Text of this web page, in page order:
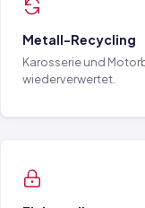
Metall-Recycling
Karosserie und
wiederverwertet.